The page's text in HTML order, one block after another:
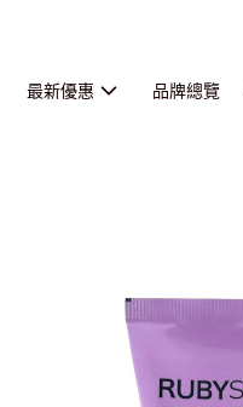
最新優惠 品牌總覽